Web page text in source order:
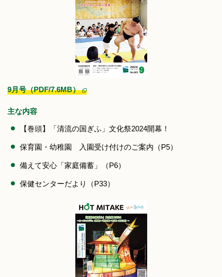
9月号（PDF/7.6MB）
主な内容
【巻頭】「清流の国ぎふ」文化祭2024開幕！
保育園・幼稚園 入園受け付けのご案内（P5）
備えて安心「家庭備蓄」（P6）
保健センターだより（P33）